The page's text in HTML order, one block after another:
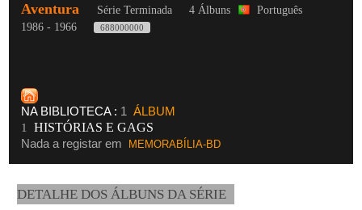
Aventura Série Terminada 4 Álbuns
Português
1986 - 1966
688000000
NA BIBLIOTECA : 1 ÁLBUM
1
HISTÓRIAS E GAGS
Nada a registar em
MEMORABÍLIA-BD
DETALHE DOS ÁLBUNS DA SÉRIE